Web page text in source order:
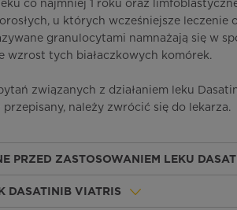
co najmniej 1 roku oraz
u których wcześniejsze leczenie
granulocytami namnażają się w
wzrost tych białaczkowych komórek.
związanych z działaniem leku
przepisany, należy zwrócić się do lekarza.
PRZED ZASTOSOWANIEM LEKU
DASATINIB VIATRIS